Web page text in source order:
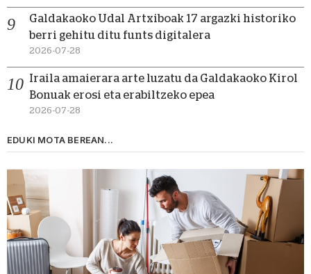
Galdakaoko Udal Artxiboak 17 argazki historiko
berri gehitu ditu funts digitalera
2026-07-28
Iraila amaierara arte luzatu da Galdakaoko Kirol
Bonuak erosi eta erabiltzeko epea
2026-07-28
EDUKI MOTA BEREAN...